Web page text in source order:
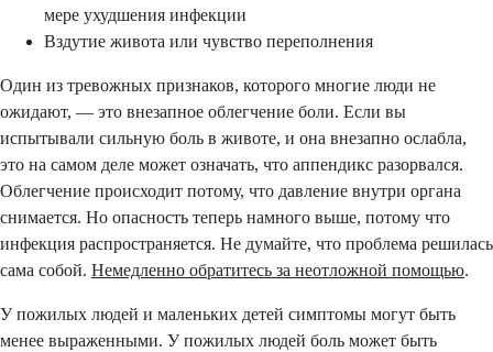
мере ухудшения инфекции
Вздутие живота или чувство переполнения
Один из тревожных признаков, которого многие люди не
ожидают, — это внезапное облегчение боли. Если вы
испытывали сильную боль в животе, и она внезапно ослабла,
это на самом деле может означать, что аппендикс разорвался.
Облегчение происходит потому, что давление внутри органа
снимается. Но опасность теперь намного выше, потому что
инфекция распространяется. Не думайте, что проблема решилась
сама собой. Немедленно обратитесь за неотложной помощью.
У пожилых людей и маленьких детей симптомы могут быть
менее выраженными. У пожилых людей боль может быть